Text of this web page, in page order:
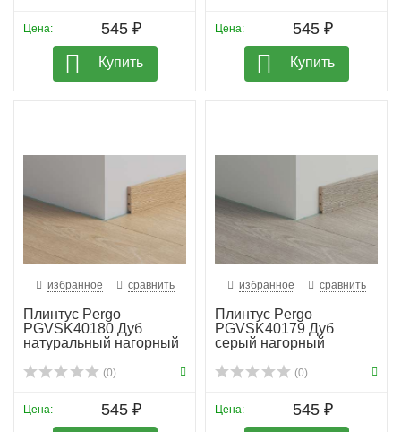
Цена: 545 ₽
Купить
Цена: 545 ₽
Купить
избранное сравнить
Плинтус Pergo
PGVSK40180 Дуб
натуральный нагорный
(0)
Цена: 545 ₽
избранное сравнить
Плинтус Pergo
PGVSK40179 Дуб
серый нагорный
(0)
Цена: 545 ₽